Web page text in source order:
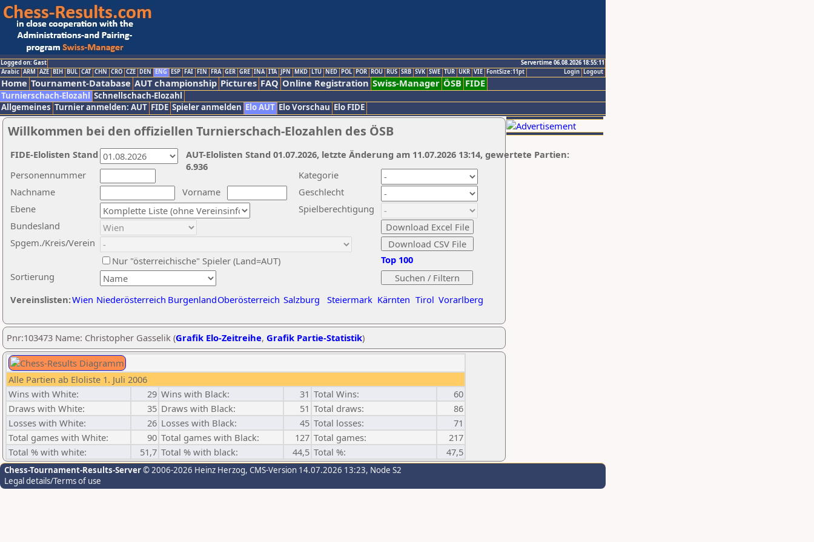
Logged on: Gast
Servertime 06.08.2026 18:55:11
Logout
Login
Arabic ARM AZE BIH BUL CAT CHN CRO CZE DEN ENG ESP FAI FIN FRA GER GRE INA ITA JPN MKD LTU NED POL POR ROU RUS SRB SVK SWE TUR UKR VIE FontSize:11pt
Home Tournament-Database AUT championship Pictures FAQ Online Registration Swiss-Manager ÖSB FIDE
Turnierschach-Elozahl Schnellschach-Elozahl
Allgemeines Turnier anmelden: AUT FIDE Spieler anmelden Elo AUT Elo Vorschau Elo FIDE
Willkommen bei den offiziellen Turnierschach-Elozahlen des ÖSB
Nachname
Vorname
Ebene
Kategorie
Sortierung
Personennummer
Bundesland
Spgem./Kreis/Verein
Geschlecht
Nur "österreichische" Spieler (Land=AUT)
Spielberechtigung
Vereinslisten:Wien Niederösterreich BurgenlandOberösterreich Salzburg Steiermark Kärnten Tirol Vorarlberg
Top 100
AUT-Elolisten Stand 01.07.2026, letzte Änderung am 11.07.2026 13:14, gewertete Partien:
6.936
FIDE-Elolisten Stand
Pnr:103473 Name: Christopher Gasselik (Grafik Elo-Zeitreihe, Grafik Partie-Statistik)
Alle Partien ab Eloliste 1. Juli 2006
Wins with White:
29 Wins with Black: 31 Total Wins:
60
Draws with White:
35 Draws with Black: 51 Total draws:
86
Losses with White:
26 Losses with Black: 45 Total losses:
71
Total games with White:
90 Total games with Black: 127 Total games:
217
Total % with white:
51,7 Total % with black: 44,5 Total %: 47,5
Chess-Tournament-Results-Server© 2006-2026 Heinz Herzog, CMS-Version 14.07.2026 13:23, Node S2
Legal details/Terms of use